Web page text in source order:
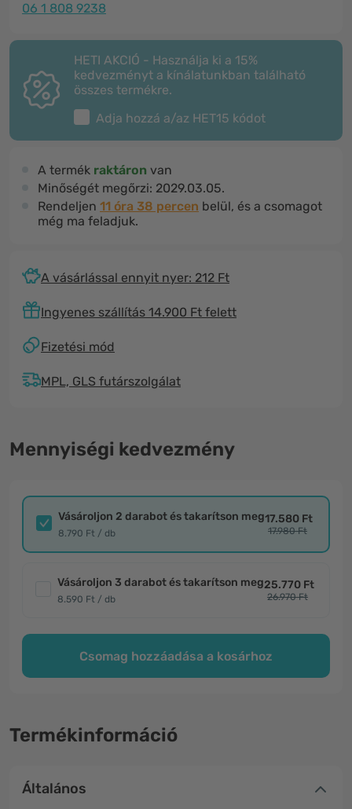
06 1 808 9238
HETI AKCIÓ - Használja ki a 15%
kedvezményt a kínálatunkban található
összes termékre.
Adja hozzá a/az HET15 kódot
A termék raktáron van
Minőségét megőrzi: 2029.03.05.
Rendeljen 11 óra 38 percen belül, és a csomagot
még ma feladjuk.
A vásárlással ennyit nyer: 212 Ft
Ingyenes szállítás 14.900 Ft felett
Fizetési mód
MPL, GLS futárszolgálat
Mennyiségi kedvezmény
Vásároljon 2 darabot és takarítson meg
8.790 Ft / db
17.580 Ft
17.980 Ft
Vásároljon 3 darabot és takarítson meg
8.590 Ft / db
25.770 Ft
26.970 Ft
Csomag hozzáadása a kosárhoz
Termékinformáció
Általános